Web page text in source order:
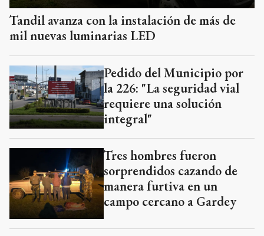
Tandil avanza con la instalación de más de
mil nuevas luminarias LED
Pedido del Municipio por
la 226: "La seguridad vial
requiere una solución
integral"
Tres hombres fueron
sorprendidos cazando de
manera furtiva en un
campo cercano a Gardey